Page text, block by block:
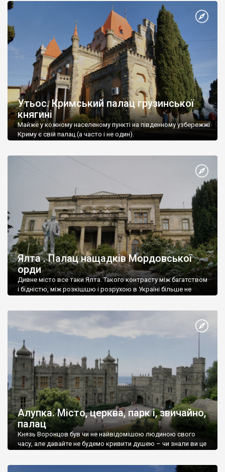
Утьос. Кримський палац грузинської
княгині
Майже у кожному населеному пункті на південному узбережжі
Криму є свій палац (а часто і не один).
Ялта . Палац нащадків Мордовської
орди
Дивне місто все таки Ялта. Такого контрасту між багатством
і бідністю, між розкішшю і розрухою в Україні більше не
Алупка. Місто, церква, парк і, звичайно,
палац
Князь Воронцов був чи не найвідомішою людиною свого
часу, але давайте не будемо кривити душею – чи знали ви це